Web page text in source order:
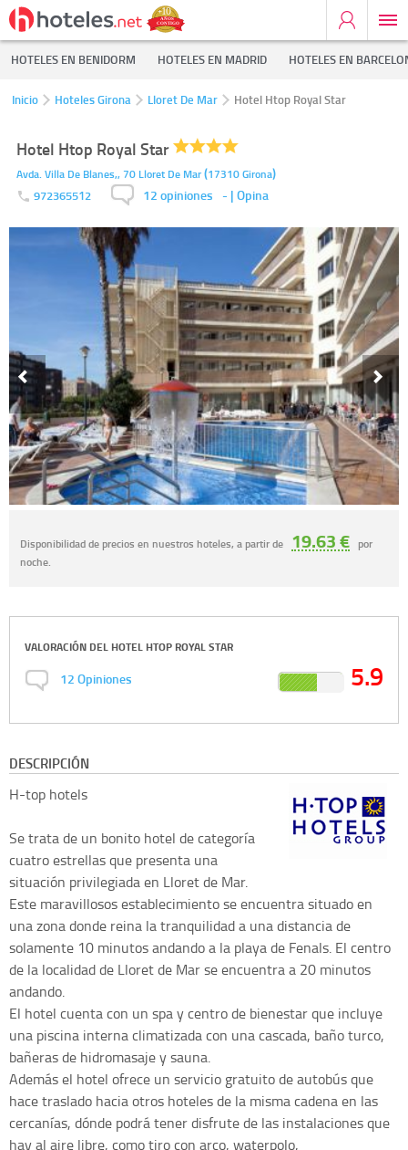
HOTELES EN BENIDORM HOTELES EN MADRID HOTELES EN
Inicio Hoteles Girona Lloret De Mar Hotel Htop Royal Star
Hotel Htop Royal Star
Avda. Villa De Blanes,, 70 Lloret De Mar(17310Girona)
972365512 12 opiniones - | Opina
Disponibilidad de precios en nuestros hoteles, a partir de 19.63 € por
noche.
VALORACIÓN DEL HOTEL HTOP ROYAL STAR
12Opiniones 5.9
DESCRIPCIÓN
H-top hotels
Se trata de un bonito hotel de categoría
cuatro estrellas que presenta una
situación privilegiada en Lloret de Mar.
Este maravillosos establecimiento se encuentra situado en
una zona donde reina la tranquilidad a una distancia de
solamente 10 minutos andando a la playa de Fenals. El centro
de la localidad de Lloret de Mar se encuentra a 20 minutos
andando.
El hotel cuenta con un spa y centro de bienestar que incluye
una piscina interna climatizada con una cascada, baño turco,
bañeras de hidromasaje y sauna.
Además el hotel ofrece un servicio gratuito de autobús que
hace traslado hacia otros hoteles de la misma cadena en las
cercanías, dónde podrá tener disfrute de las instalaciones que
hay al aire libre, como tiro con arco, waterpolo,